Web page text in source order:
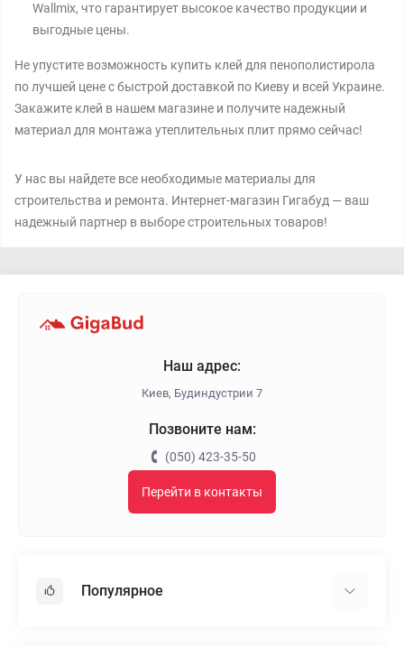
Wallmix, что гарантирует высокое качество продукции и
выгодные цены.
Не упустите возможность купить клей для пенополистирола
по лучшей цене с быстрой доставкой по Киеву и всей Украине.
Закажите клей в нашем магазине и получите надежный
материал для монтажа утеплительных плит прямо сейчас!
У нас вы найдете все необходимые материалы для
строительства и ремонта. Интернет-магазин Гигабуд — ваш
надежный партнер в выборе строительных товаров!
Наш адрес:
Киев, Будиндустрии 7
Позвоните нам:
(050) 423-35-50
Перейти в контакты
Популярное